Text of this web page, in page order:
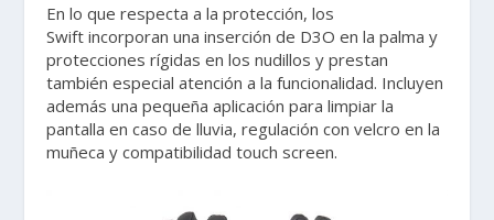
En lo que respecta a la protección, los
Swift incorporan una inserción de D3O en la palma y
protecciones rígidas en los nudillos y prestan
también especial atención a la funcionalidad. Incluyen
además una pequeña aplicación para limpiar la
pantalla en caso de lluvia, regulación con velcro en la
muñeca y compatibilidad touch screen.